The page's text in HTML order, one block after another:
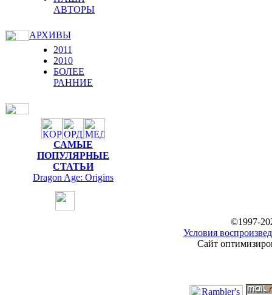
АВТОРЫ
АРХИВЫ
2011
2010
БОЛЕЕ
РАННИЕ
САМЫЕ
ПОПУЛЯРНЫЕ
СТАТЬИ
Dragon Age: Origins
©1997-
Условия
Сайт